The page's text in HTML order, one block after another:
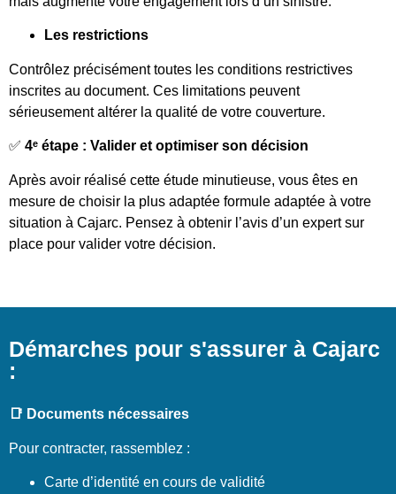
Les restrictions
Contrôlez précisément toutes les conditions restrictives
inscrites au document. Ces limitations peuvent
sérieusement altérer la qualité de votre couverture.
✅ 4ᵉ étape : Valider et optimiser son décision
Après avoir réalisé cette étude minutieuse, vous êtes en
mesure de choisir la plus adaptée formule adaptée à votre
situation à Cajarc. Pensez à obtenir l’avis d’un expert sur
place pour valider votre décision.
Démarches pour s'assurer à Cajarc
:
📑 Documents nécessaires
Pour contracter, rassemblez :
Carte d’identité en cours de validité